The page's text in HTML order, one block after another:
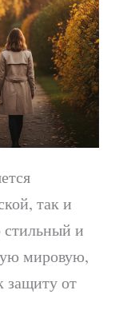
так и
стильный и
мировую,
защиту от